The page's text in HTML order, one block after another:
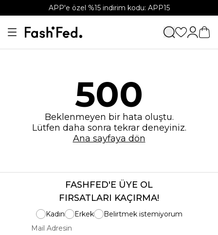
APP'e özel %15 indirim kodu: APP15
500
Beklenmeyen bir hata oluştu.
Lütfen daha sonra tekrar deneyiniz.
Ana sayfaya dön
FASHFED'E ÜYE OL
FIRSATLARI KAÇIRMA!
Kadın Erkek
Belirtmek istemiyorum
Mail Adresin